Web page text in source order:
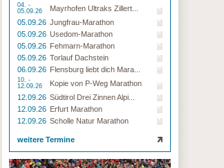
04. -
05.09.26
Mayrhofen Ultraks Zillert...
05.09.26 Jungfrau-Marathon
05.09.26 Usedom-Marathon
05.09.26 Fehmarn-Marathon
05.09.26 Torlauf Dachstein
06.09.26 Flensburg liebt dich Mara...
10. -
12.09.26
Kopie von P-Weg Marathon
12.09.26 Südtirol Drei Zinnen Alpi...
12.09.26 Erfurt Marathon
12.09.26 Scholle Natur Marathon
weitere Termine